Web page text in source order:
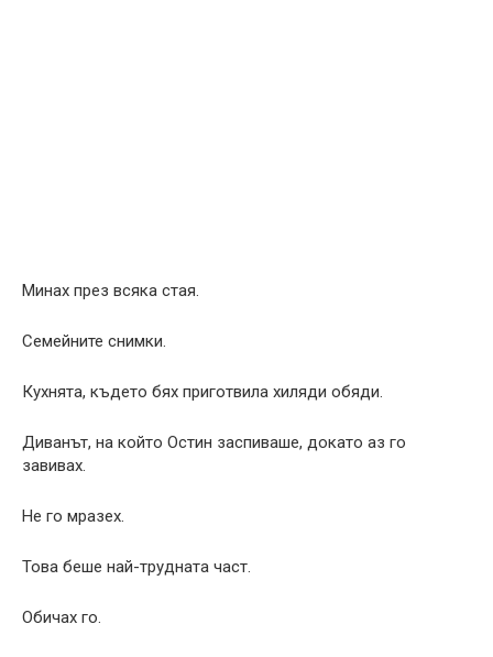
Минах през всяка стая.
Семейните снимки.
Кухнята, където бях приготвила хиляди обяди.
Диванът, на който Остин заспиваше, докато аз го
завивах.
Не го мразех.
Това беше най-трудната част.
Обичах го.